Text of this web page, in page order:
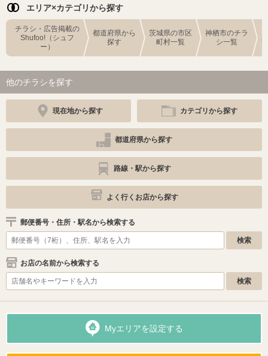
エリア×カテゴリから探す
チラシ・広告掲載の
Shufoo!（シュフ
ー）
都道府県から
探す
茨城県の市区
町村一覧
神栖市のチラ
シ一覧
他のチラシを探す
現在地から探す カテゴリから探す
都道府県から探す
路線・駅から探す
よく行くお店から探す
郵便番号・住所・駅名から検索する
お店の名前から検索する
Myエリアを設定する